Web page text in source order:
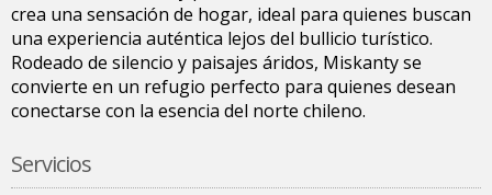
crea una sensación de hogar, ideal para quienes buscan
una experiencia auténtica lejos del bullicio turístico.
Rodeado de silencio y paisajes áridos, Miskanty se
convierte en un refugio perfecto para quienes desean
conectarse con la esencia del norte chileno.
Servicios